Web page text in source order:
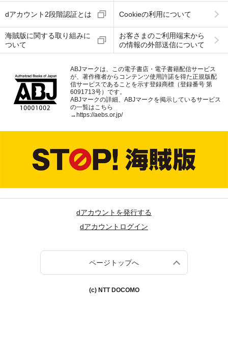
dアカウント2段階認証とは Cookieの利用について
海賊版に関する取り組みに
ついて
お客さまのご利用端末から
の情報の外部送信について
ABJマークは、この電子書店・電子書籍配信サービス
が、著作権者からコンテンツ使用許諾を得た正規版配
信サービスであることを示す登録商標（登録番号 第
6091713号）です。
ABJマークの詳細、ABJマークを掲示しているサービス
の一覧はこちら
→ https://aebs.or.jp/
dアカウントを発行する
dアカウントログイン
ページトップへ
(c) NTT DOCOMO